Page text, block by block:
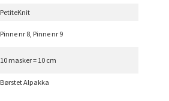
PetiteKnit
Pinne nr 8, Pinne nr 9
10 masker = 10 cm
Børstet Alpakka